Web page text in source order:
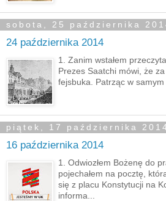
sobota, 25 października
24 października 2014
1. Zanim wstałem
Prezes Saatchi mówi, że
fejsbuka. Patrząc w samym
piątek, 17 października
16 października 2014
1. Odwiozłem Bożenę do
pojechałem na pocztę,
się z placu Konstytucji na
informa...